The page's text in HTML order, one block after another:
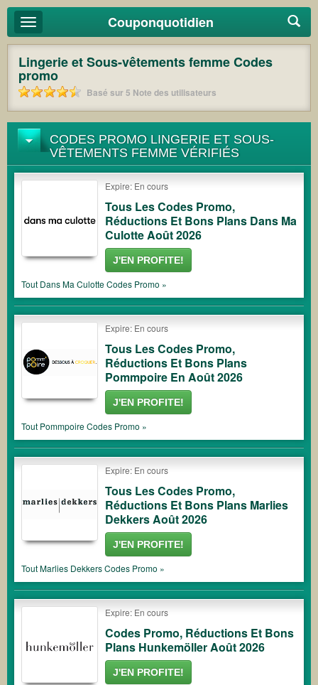
Basculer
la
navigation
Couponquotidien
Lingerie et Sous-vêtements femmeCodes
promo
Basé sur5 Note des utilisateurs
CODES PROMO LINGERIE ET SOUS-
VÊTEMENTS FEMME VÉRIFIÉS
Expire: En cours
Tous Les Codes Promo,
Réductions Et Bons Plans Dans Ma
Culotte Août 2026
J'EN PROFITE!
Tout Dans Ma CulotteCodes Promo »
Expire: En cours
Tous Les Codes Promo,
Réductions Et Bons Plans
Pommpoire En Août 2026
J'EN PROFITE!
Tout PommpoireCodes Promo »
Expire: En cours
Tous Les Codes Promo,
Réductions Et Bons Plans Marlies
Dekkers Août 2026
J'EN PROFITE!
ToutMarlies DekkersCodes Promo »
Expire: En cours
Codes Promo, Réductions Et Bons
Plans Hunkemöller Août 2026
J'EN PROFITE!